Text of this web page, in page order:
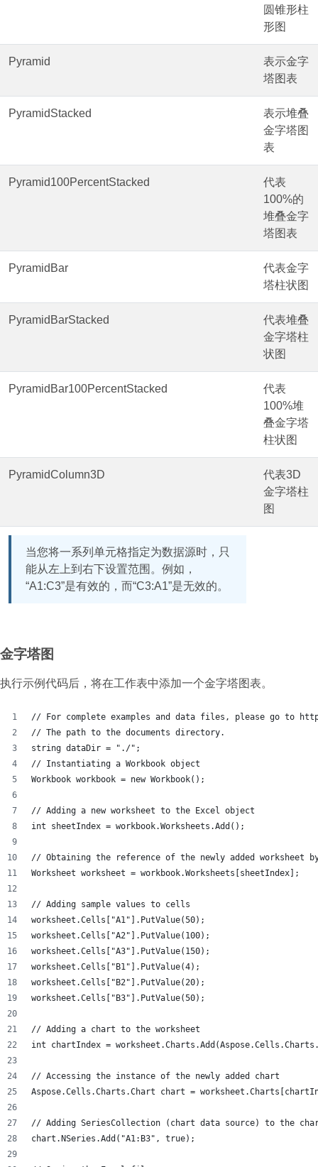
圆锥形柱
形图
Pyramid
表示金字
塔图表
PyramidStacked
表示堆叠
金字塔图
表
Pyramid100PercentStacked
代表
100%的
堆叠金字
塔图表
PyramidBar
代表金字
塔柱状图
PyramidBarStacked
代表堆叠
金字塔柱
状图
PyramidBar100PercentStacked
代表
100%堆
叠金字塔
柱状图
PyramidColumn3D
代表3D
金字塔柱
图
当您将一系列单元格指定为数据源时，只
能从左上到右下设置范围。例如，
“A1:C3”是有效的，而“C3:A1”是无效的。
金字塔图
执行示例代码后，将在工作表中添加一个金字塔图表。
// For complete examples and data files, please go to
// The path to the documents directory.
string dataDir = "./";
// Instantiating a Workbook object
Workbook workbook = new Workbook();
// Adding a new worksheet to the Excel object
int sheetIndex = workbook.Worksheets.Add();
// Obtaining the reference of the newly added worksheet
Worksheet worksheet = workbook.Worksheets[sheetIndex];
// Adding sample values to cells
worksheet.Cells["A1"].PutValue(50);
worksheet.Cells["A2"].PutValue(100);
worksheet.Cells["A3"].PutValue(150);
worksheet.Cells["B1"].PutValue(4);
worksheet.Cells["B2"].PutValue(20);
worksheet.Cells["B3"].PutValue(50);
// Adding a chart to the worksheet
int chartIndex =
// Accessing the instance of the newly added chart
Aspose.Cells.Charts.Chart chart =
// Adding SeriesCollection (chart data source) to the
chart.NSeries.Add("A1:B3", true);